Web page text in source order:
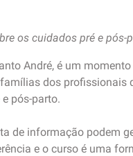
os cuidados pré e pós-
André, é um momento
dos profissionais
pós-parto.
de informação podem
e o curso é uma